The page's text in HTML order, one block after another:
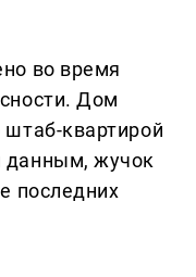
во время
Дом
квартирой
жучок
последних